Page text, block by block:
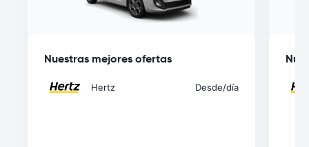
Nuestras mejores ofertas
Hertz Desde/día